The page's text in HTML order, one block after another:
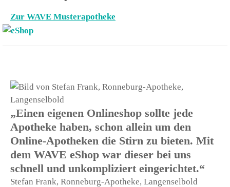
Zur WAVE Musterapotheke
„Einen eigenen Onlineshop sollte jede
Apotheke haben, schon allein um den
Online-Apotheken die Stirn zu bieten. Mit
dem WAVE eShop war dieser bei uns
schnell und unkompliziert eingerichtet.“
Stefan Frank, Ronneburg-Apotheke, Langenselbold